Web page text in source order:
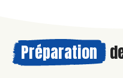
Préparation